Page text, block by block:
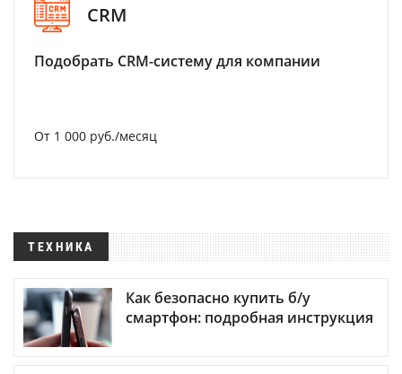
CRM
Подобрать CRM-систему для компании
От 1 000 руб./месяц
ТЕХНИКА
Как безопасно купить б/у
смартфон: подробная инструкция